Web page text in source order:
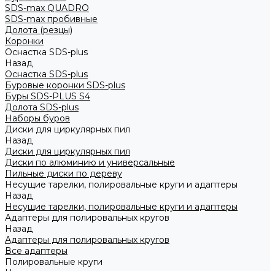
SDS-max QUADRO
SDS-max пробивные
Долота (резцы)
Коронки
Оснастка SDS-plus
Назад
Оснастка SDS-plus
Буровые коронки SDS-plus
Буры SDS-PLUS S4
Долота SDS-plus
Наборы буров
Диски для циркулярных пил
Назад
Диски для циркулярных пил
Диски по алюминию и универсальные
Пильные диски по дереву
Несущие тарелки, полировальные круги и адаптеры
Назад
Несущие тарелки, полировальные круги и адаптеры
Адаптеры для полировальных кругов
Назад
Адаптеры для полировальных кругов
Все адаптеры
Полировальные круги